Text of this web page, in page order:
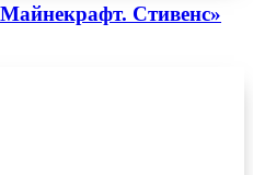
Стивенс»